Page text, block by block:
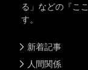
る」などの『こ
す。
新着記事
人間関係